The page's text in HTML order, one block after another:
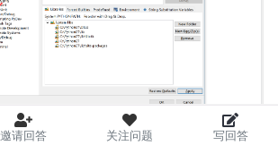
邀请回答 关注问题 写回答